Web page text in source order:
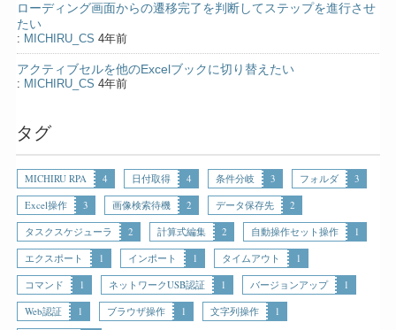
ローディング画面からの遷移完了を判断してステップを進行させ
たい
: MICHIRU_CS 4年前
アクティブセルを他のExcelブックに切り替えたい
: MICHIRU_CS 4年前
タグ
MICHIRU RPA 4 日付取得 4 条件分岐 3 フォルダ
3
Excel操作
3 画像検索待機 2 データ保存先
2
タスクスケジューラ
2 計算式編集 2 自動操作セット操作
1
エクスポート
1 インポート 1 タイムアウト
1
コマンド
1 ネットワークUSB認証 1 バージョンアップ
1
Web認証
1 ブラウザ操作 1 文字列操作
1